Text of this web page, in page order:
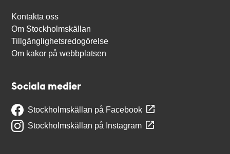
Kontakta oss
Om Stockholmskällan
Tillgänglighetsredogörelse
Om kakor på webbplatsen
Sociala medier
Stockholmskällan på Facebook
Stockholmskällan på Instagram